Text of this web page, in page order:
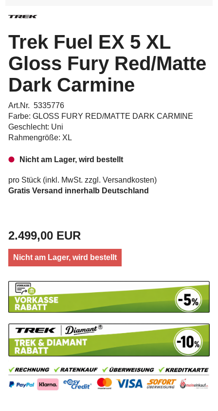
Trek Fuel EX 5 XL
Gloss Fury Red/Matte
Dark Carmine
Art.Nr. 5335776
Farbe: GLOSS FURY RED/MATTE DARK CARMINE
Geschlecht: Uni
Rahmengröße: XL
Nicht am Lager, wird bestellt
pro Stück (inkl. MwSt. zzgl. Versandkosten)
Gratis Versand innerhalb Deutschland
2.499,00 EUR
Nicht am Lager, wird bestellt